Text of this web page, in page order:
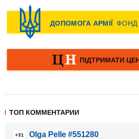
ТОП КОММЕНТАРИИ
+31
Olga Pelle #551280